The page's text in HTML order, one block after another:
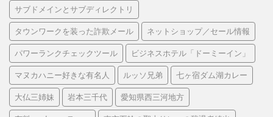
サブドメインとサブディレクトリ
タウンワークを装った詐欺メール ネットショップ／セール情報
パワーランクチェックツール ビジネスホテル「ドーミーイン」
マヌカハニー好きな有名人 ルッソ兄弟 七ヶ宿ダム湖カレー
大仏三姉妹 岩本三千代 愛知県西三河地方